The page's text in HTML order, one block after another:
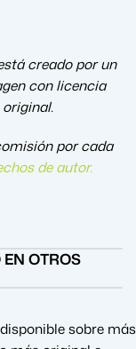
creado por un
con licencia
por cada
de autor.
EN OTROS
sobre más